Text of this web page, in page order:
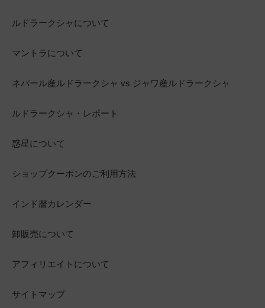
ルドラークシャについて
マントラについて
ネパール産ルドラークシャ vs ジャワ産ルドラークシャ
ルドラークシャ・レポート
惑星について
ショップクーポンのご利用方法
インド暦カレンダー
卸販売について
アフィリエイトについて
サイトマップ